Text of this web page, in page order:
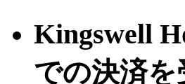
Kingswell
での決済